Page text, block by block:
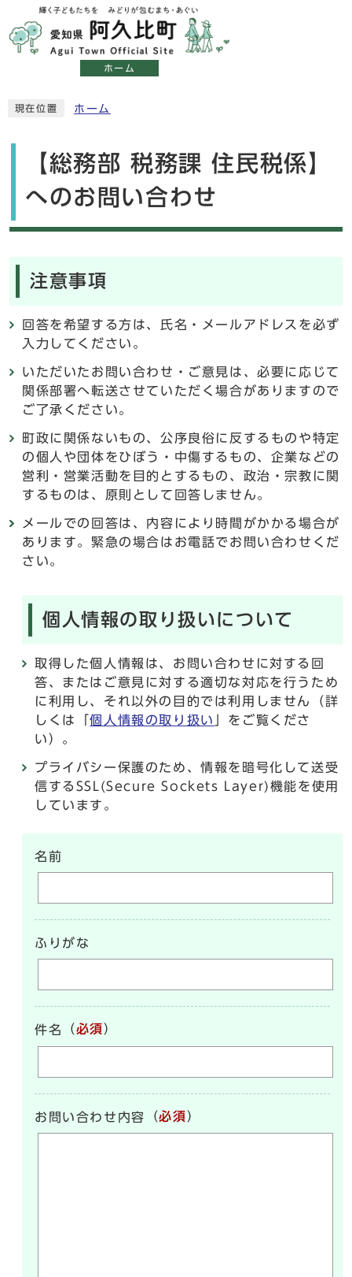
ホーム
現在位置 ホーム
【総務部 税務課 住民税係】
へのお問い合わせ
注意事項
回答を希望する方は、氏名・メールアドレスを必ず
入力してください。
いただいたお問い合わせ・ご意見は、必要に応じて
関係部署へ転送させていただく場合がありますので
ご了承ください。
町政に関係ないもの、公序良俗に反するものや特定
の個人や団体をひぼう・中傷するもの、企業などの
営利・営業活動を目的とするもの、政治・宗教に関
するものは、原則として回答しません。
メールでの回答は、内容により時間がかかる場合が
あります。緊急の場合はお電話でお問い合わせくだ
さい。
個人情報の取り扱いについて
取得した個人情報は、お問い合わせに対する回
答、またはご意見に対する適切な対応を行うため
に利用し、それ以外の目的では利用しません（詳
しくは「個人情報の取り扱い
」をご覧くださ
い）。
プライバシー保護のため、情報を暗号化して送受
信するSSL(Secure Sockets Layer)機能を使用
しています。
名前
ふりがな
件名 （必須）
お問い合わせ内容 （必須）